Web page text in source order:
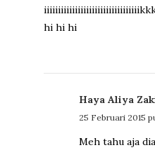
hi hi hi
Haya Aliya
25 Februari 2015
Meh tahu aja